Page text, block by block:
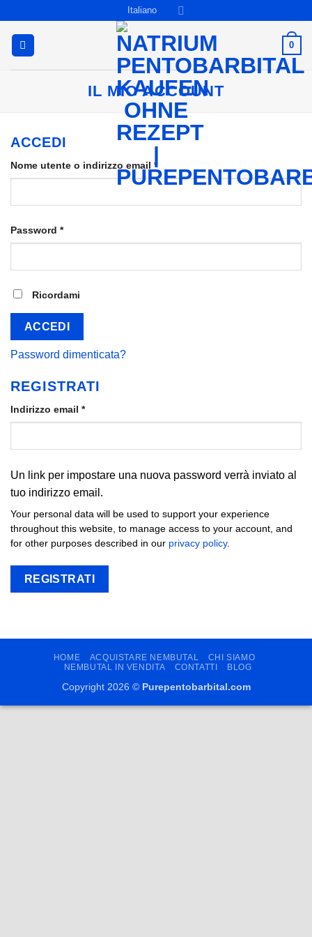
contenuti
Italiano
0
IL MIO ACCOUNT
ACCEDI
Nome utente o indirizzo email *
Password *Richiesto
Ricordami
ACCEDI
Password dimenticata?
REGISTRATI
Indirizzo email *Richiesto
Un link per impostare una nuova password verrà inviato al
tuo indirizzo email.
Your personal data will be used to support your experience
throughout this website, to manage access to your account, and
for other purposes described in our privacy policy.
REGISTRATI
HOME ACQUISTARE NEMBUTAL
CHI SIAMO
NEMBUTAL IN VENDITA
CONTATTI BLOG
Copyright 2026 © Purepentobarbital.com